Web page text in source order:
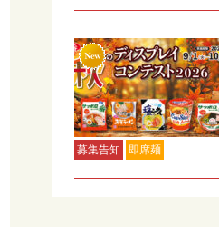
募集告知 即席麺